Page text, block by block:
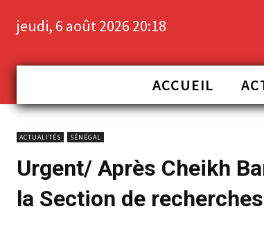
jeudi, 6 août 2026 20:18
ACCUEIL
ACTUALITÉS SÉNÉGAL
Urgent/ Après Cheikh
la Section de